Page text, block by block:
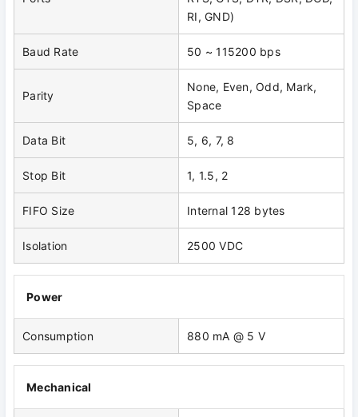
RI, GND)
Baud Rate 50 ~ 115200 bps
Parity
None, Even, Odd, Mark,
Space
Data Bit 5, 6, 7, 8
Stop Bit 1, 1.5, 2
FIFO Size Internal 128 bytes
Isolation 2500 VDC
Power
Consumption 880 mA @ 5 V
Mechanical